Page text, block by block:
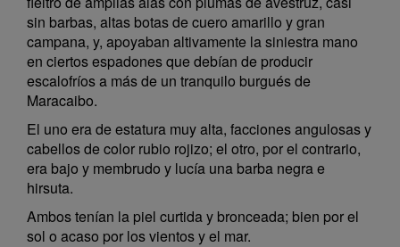
sin barbas, altas botas de cuero amarillo y gran
campana, y, apoyaban altivamente la siniestra mano
en ciertos espadones que debían de producir
escalofríos a más de un tranquilo burgués de
Maracaibo.
El uno era de estatura muy alta, facciones angulosas y
cabellos de color rubio rojizo; el otro, por el contrario,
era bajo y membrudo y lucía una barba negra e
hirsuta.
Ambos tenían la piel curtida y bronceada; bien por el
sol o acaso por los vientos y el mar.